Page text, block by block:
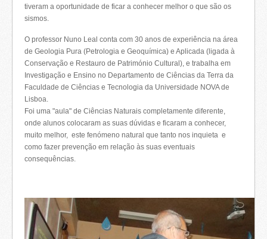
tiveram a oportunidade de ficar a conhecer melhor o que são os
sismos.
O professor Nuno Leal conta com 30 anos de experiência na área
de Geologia Pura (Petrologia e Geoquímica) e Aplicada (ligada à
Conservação e Restauro de Património Cultural), e trabalha em
Investigação e Ensino no Departamento de Ciências da Terra da
Faculdade de Ciências e Tecnologia da Universidade NOVA de
Lisboa.
Foi uma "aula" de Ciências Naturais completamente diferente,
onde alunos colocaram as suas dúvidas e ficaram a conhecer,
muito melhor, este fenómeno natural que tanto nos inquieta e
como fazer prevenção em relação às suas eventuais
consequências.